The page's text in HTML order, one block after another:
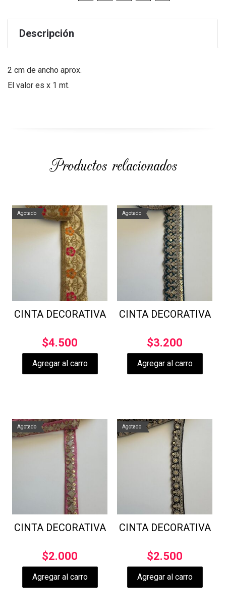
Descripción
2 cm de ancho aprox.
El valor es x 1 mt.
Productos relacionados
Agotado
CINTA DECORATIVA
$4.500
Agregar al carro
Agotado
CINTA DECORATIVA
$3.200
Agregar al carro
Agotado
CINTA DECORATIVA
$2.000
Agregar al carro
Agotado
CINTA DECORATIVA
$2.500
Agregar al carro